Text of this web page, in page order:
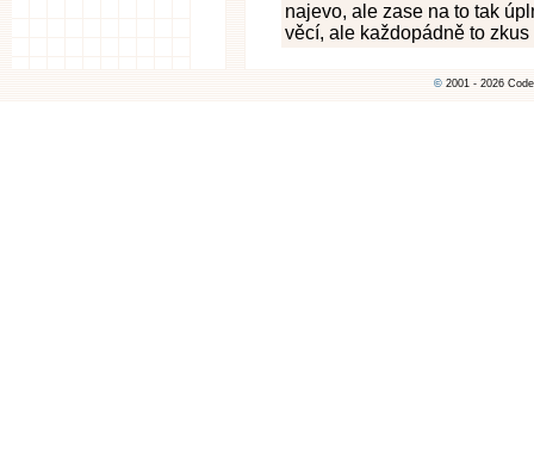
najevo, ale zase na to tak
věcí, ale každopádně to
© 2001 - 2026